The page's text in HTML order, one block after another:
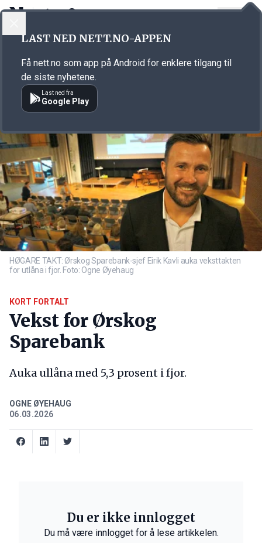
Annonsørinnhold
HØGARE TAKT: Ørskog Sparebank-sjef Eirik Kavli auka veksttakten
for utlåna i fjor. Foto: Ogne Øyehaug
KORT FORTALT
Vekst for Ørskog
Sparebank
Auka ullåna med 5,3 prosent i fjor.
OGNE ØYEHAUG
06.03.2026
Du er ikke innlogget
Du må være innlogget for å lese artikkelen.
LAST NED NETT.NO-APPEN
Få nett.no som app på Android for enklere tilgang til
de siste nyhetene.
Last ned fra
Google Play